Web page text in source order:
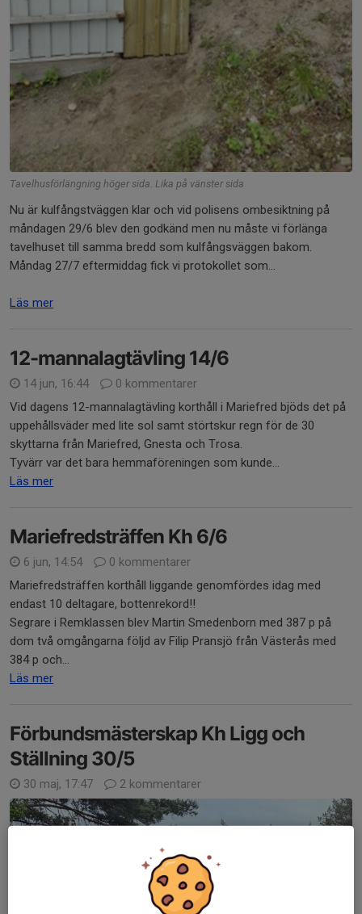
Tavelhusförlängning höger sida. Lika på vänster sida
Nu är kulfångstväggen klar och vid polisens ombesiktning på
måndagen 29/6 blev den godkänd men nu måste vi förlänga
tavelhuset till samma bredd som kulfångsväggen bakom.
Måndag 27/7 eftermiddag fick vi protokollet som...
Läs mer
12-mannalagtävling 14/6
14 jun, 16:44
0 kommentarer
Vid dagens 12-mannalagtävling korthåll i Mariefred bjöds det på
uppehållsväder med lite sol samt störtskur regn för de 30
skyttarna från Mariefred, Gnesta och Trosa.
Tyvärr var det bara hemmaföreningen som kunde...
Läs mer
Mariefredsträffen Kh 6/6
6 jun, 14:54
0 kommentarer
Mariefredsträffen korthåll liggande genomfördes idag med
endast 10 deltagare, bottenrekord!!
Segrare i Remklassen blev Martin Smedenborn med 387 p på
dom två omgångarna följd av Filip Pransjö från Västerås med
384 p och...
Läs mer
Förbundsmästerskap Kh Ligg och
Ställning 30/5
30 maj, 17:47 2 kommentarer